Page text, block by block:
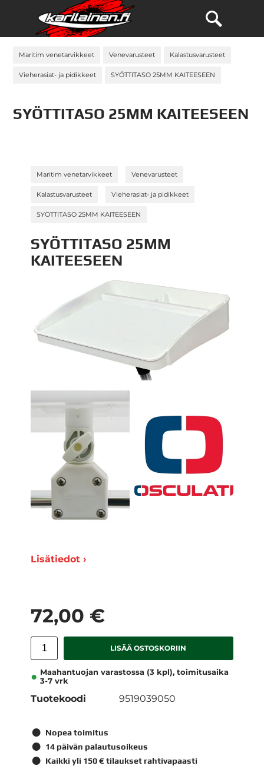
Maritim venetarvikkeet Venevarusteet Kalastusvarusteet
Vieherasiat- ja pidikkeet SYÖTTITASO 25MM KAITEESEEN
SYÖTTITASO 25MM KAITEESEEN
Maritim venetarvikkeet Venevarusteet
Kalastusvarusteet Vieherasiat- ja pidikkeet
SYÖTTITASO 25MM KAITEESEEN
SYÖTTITASO 25MM
KAITEESEEN
Lisätiedot ›
72,00 €
LISÄÄ OSTOSKORIIN
Maahantuojan varastossa (3 kpl), toimitusaika
3-7 vrk
Tuotekoodi 9519039050
Nopea toimitus
14 päivän palautusoikeus
Kaikki yli 150 € tilaukset rahtivapaasti